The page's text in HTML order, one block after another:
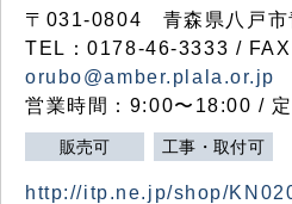
〒031-0804 青森県八戸市
TEL：0178-46-3333 /
orubo@amber.plala.or.jp
営業時間：9:00〜18:00 / 定
販売可 工事・取付可
http://itp.ne.jp/shop/